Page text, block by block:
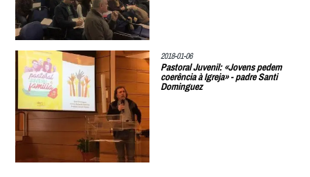
2018-01-06
Pastoral Juvenil: «Jovens pedem
coerência à Igreja» - padre Santi
Dominguez